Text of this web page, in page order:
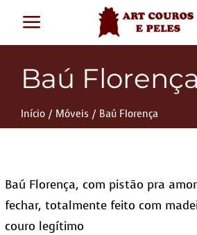
para
conteúdo
Toggle
Tapetes
Pelegos
Móveis
Sob Medida!
Baú Florença
Início Móveis Baú Florença
Baú Florença, com pistão pra
fechar, totalmente feito com
couro legítimo